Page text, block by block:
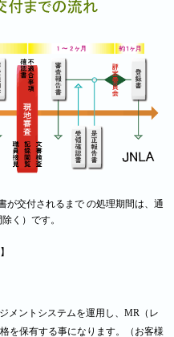
付されるまで の処理期間は、通
く）です。
ントシステムを運用し、MR（レ
を保有する事になります。（お客様